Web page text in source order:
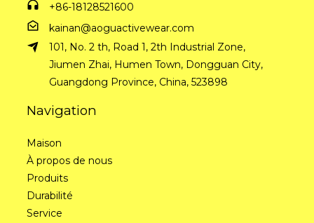
sport
Tissu brossé Tissu côtelé
Tissu tricoté
+86-18128521600
kainan@aoguactivewear.com
101, No. 2 th, Road 1, 2th Industrial Zone,
Jiumen Zhai, Humen Town, Dongguan City,
Guangdong Province, China, 523898
Navigation
Maison
À propos de nous
Produits
Durabilité
Service